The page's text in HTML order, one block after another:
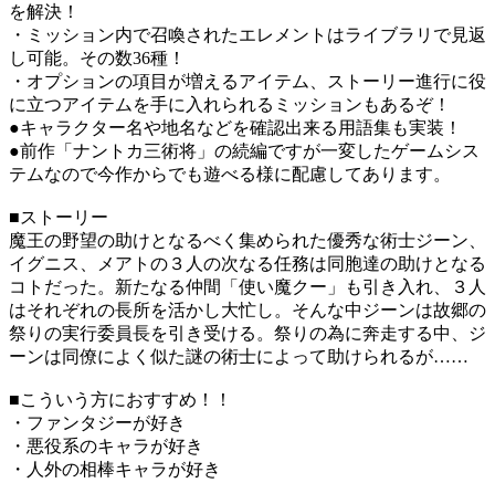
を解決！
・ミッション内で召喚されたエレメントはライブラリで見返
し可能。その数36種！
・オプションの項目が増えるアイテム、ストーリー進行に役
に立つアイテムを手に入れられるミッションもあるぞ！
●キャラクター名や地名などを確認出来る用語集も実装！
●前作「ナントカ三術将」の続編ですが一変したゲームシス
テムなので今作からでも遊べる様に配慮してあります。
■ストーリー
魔王の野望の助けとなるべく集められた優秀な術士ジーン、
イグニス、メアトの３人の次なる任務は同胞達の助けとなる
コトだった。新たなる仲間「使い魔クー」も引き入れ、３人
はそれぞれの長所を活かし大忙し。そんな中ジーンは故郷の
祭りの実行委員長を引き受ける。祭りの為に奔走する中、ジ
ーンは同僚によく似た謎の術士によって助けられるが……
■こういう方におすすめ！！
・ファンタジーが好き
・悪役系のキャラが好き
・人外の相棒キャラが好き